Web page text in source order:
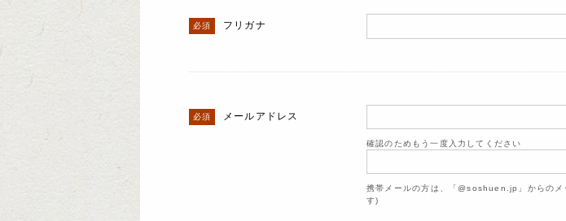
フリガナ
メールアドレス
確認のためもう一度入力してください
携帯メールの方は、「@soshuen.jp」からのメ
す)